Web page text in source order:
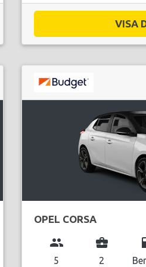
VISA
OPEL CORSA
group
5
business_center
2